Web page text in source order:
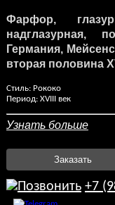
Фарфор,
надглазурная,
Германия,
вторая половина
Стиль: Рококо
Период: XVIII век
Узнать больше
Заказать
+7